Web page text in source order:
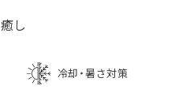
癒し
冷却・暑さ対策